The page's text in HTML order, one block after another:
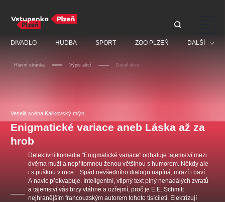
DIVADLO HUDBA SPORT ZOO PLZEŇ DALŠÍ
Ostatní
Kino
Hlavní stránka Výpis akcí Detail akce
Veselá scéna Kalikovský mlýn
Enigmatické variace aneb Láska až za
hrob
Detektivní komedie "Enigmatické variace" odhaluje tajemství mezi
dvěma muži a nepřítomnou ženou většinou s humorem. Někdy ale
i s puškou v ruce... Spád nevšedního dialogu napíná, mrazí i baví.
A navíc překvapuje. Inteligentní, vtipný text plný nenadálých zvratů
a tajemství vás brzy vtáhne a ozřejmí, proč je E.E. Schmitt
nejhranějším francouzským autorem tohoto tisíciletí. Elektrizují
Doporučujeme
JARO EVENT s.r.o.
REBEL WITH THE BLUE
Centrální rezervační
Veselá scéna Kalikovský
mlýn
Ostatní hledají
Nejnavštěvovanější